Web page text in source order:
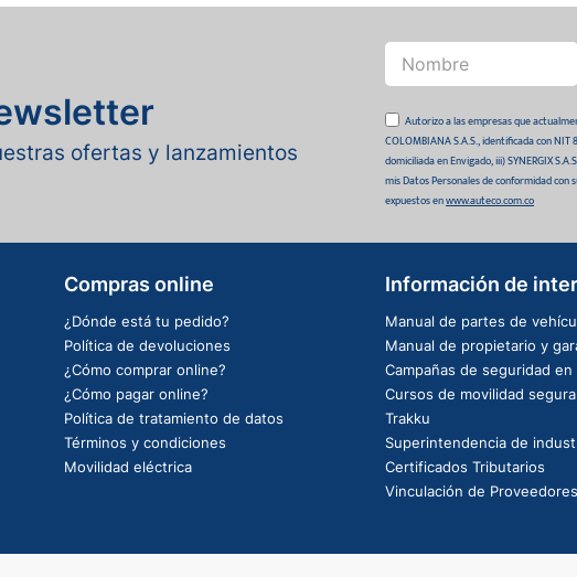
ofertas y lanzamientos
Autorizo a las empresas que
COLOMBIANA S.A.S., identificada con
domiciliada en Envigado, iii) SYNERGIX
mis Datos Personales de conformidad
expuestos enwww.auteco.com.co
Compras online
¿Dónde está tu pedido?
Política de devoluciones
¿Cómo comprar online?
¿Cómo pagar online?
Política de tratamiento de datos
Términos y condiciones
Movilidad eléctrica
Información de
Manual de partes de
Manual de propietario y
Campañas de seguridad
Cursos de movilidad segura
Trakku
Superintendencia de
Certificados Tributarios
Vinculación de Proveedores